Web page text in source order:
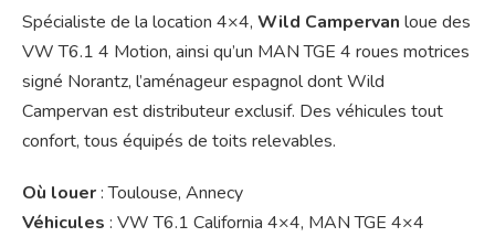
Spécialiste de la location 4×4, Wild Campervan loue des
VW T6.1 4 Motion, ainsi qu’un MAN TGE 4 roues motrices
signé Norantz, l’aménageur espagnol dont Wild
Campervan est distributeur exclusif. Des véhicules tout
confort, tous équipés de toits relevables.
Où louer: Toulouse, Annecy
Véhicules : VW T6.1 California 4×4, MAN TGE 4×4